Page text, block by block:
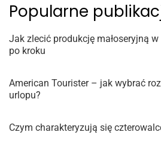
Popularne
Jak zlecić produkcję małoseryjną
po kroku
American Tourister – jak wybrać
urlopu?
Czym charakteryzują się